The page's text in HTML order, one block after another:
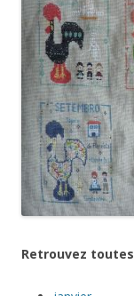
Retrouvez